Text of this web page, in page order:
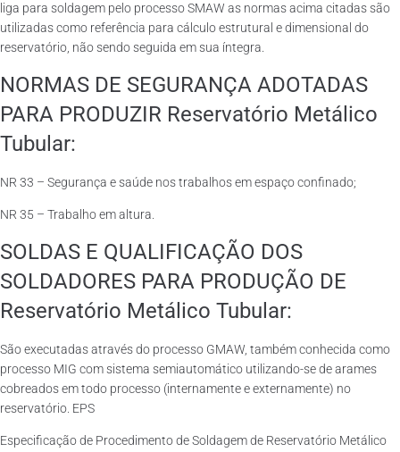
liga para soldagem pelo processo SMAW as normas acima citadas são
utilizadas como referência para cálculo estrutural e dimensional do
reservatório, não sendo seguida em sua íntegra.
NORMAS DE SEGURANÇA ADOTADAS
PARA PRODUZIR Reservatório Metálico
Tubular:
NR 33 – Segurança e saúde nos trabalhos em espaço confinado;
NR 35 – Trabalho em altura.
SOLDAS E QUALIFICAÇÃO DOS
SOLDADORES PARA PRODUÇÃO DE
Reservatório Metálico Tubular:
São executadas através do processo GMAW, também conhecida como
processo MIG com sistema semiautomático utilizando-se de arames
cobreados em todo processo (internamente e externamente) no
reservatório. EPS
Especificação de Procedimento de Soldagem de Reservatório Metálico